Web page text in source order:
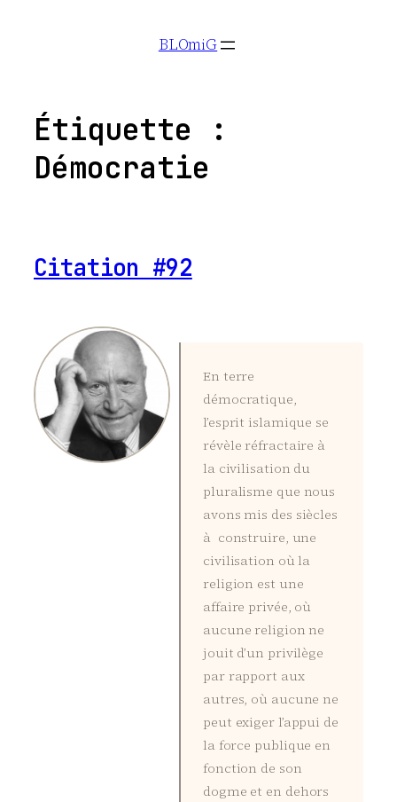
BLOmiG
Étiquette :
Démocratie
Citation #92
En terre
démocratique,
l’esprit islamique se
révèle réfractaire à
la civilisation du
pluralisme que nous
avons mis des siècles
à construire, une
civilisation où la
religion est une
affaire privée, où
aucune religion ne
jouit d’un privilège
par rapport aux
autres, où aucune ne
peut exiger l’appui de
la force publique en
fonction de son
dogme et en dehors